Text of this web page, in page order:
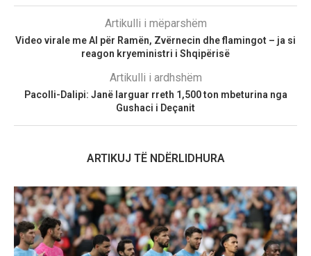
Artikulli i mëparshëm
Video virale me AI për Ramën, Zvërnecin dhe flamingot – ja si
reagon kryeministri i Shqipërisë
Artikulli i ardhshëm
Pacolli-Dalipi: Janë larguar rreth 1,500 ton mbeturina nga
Gushaci i Deçanit
ARTIKUJ TË NDËRLIDHURA